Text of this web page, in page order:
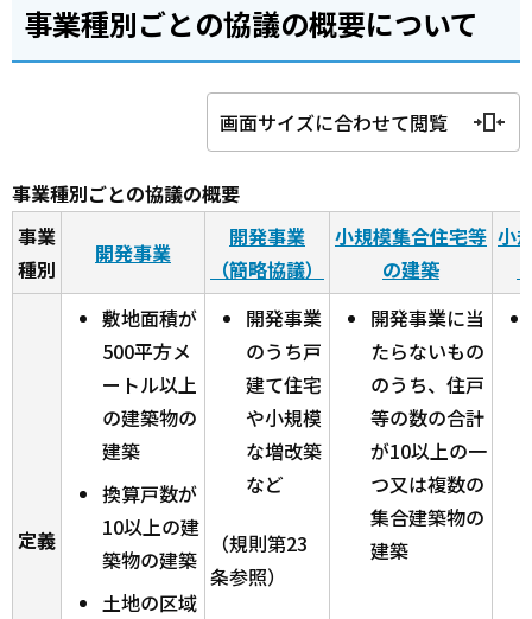
事業種別ごとの協議の概要について
画面サイズに合わせて閲覧
事業種別ごとの協議の概要
事業
種別
開発事業
開発事業
（簡略協議）
小規模集合住宅等
の建築
小
定義
敷地面積が
500平方メ
ートル以上
の建築物の
建築
換算戸数が
10以上の建
築物の建築
土地の区域
開発事業
のうち戸
建て住宅
や小規模
な増改築
など
（規則第23
条参照）
開発事業に当
たらないもの
のうち、住戸
等の数の合計
が10以上の一
つ又は複数の
集合建築物の
建築